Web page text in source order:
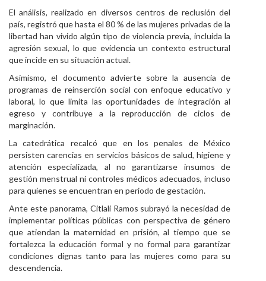
El análisis, realizado en diversos centros de reclusión del
país, registró que hasta el 80 % de las mujeres privadas de la
libertad han vivido algún tipo de violencia previa, incluida la
agresión sexual, lo que evidencia un contexto estructural
que incide en su situación actual.
Asimismo, el documento advierte sobre la ausencia de
programas de reinserción social con enfoque educativo y
laboral, lo que limita las oportunidades de integración al
egreso y contribuye a la reproducción de ciclos de
marginación.
La catedrática recalcó que en los penales de México
persisten carencias en servicios básicos de salud, higiene y
atención especializada, al no garantizarse insumos de
gestión menstrual ni controles médicos adecuados, incluso
para quienes se encuentran en periodo de gestación.
Ante este panorama, Citlali Ramos subrayó la necesidad de
implementar políticas públicas con perspectiva de género
que atiendan la maternidad en prisión, al tiempo que se
fortalezca la educación formal y no formal para garantizar
condiciones dignas tanto para las mujeres como para su
descendencia.